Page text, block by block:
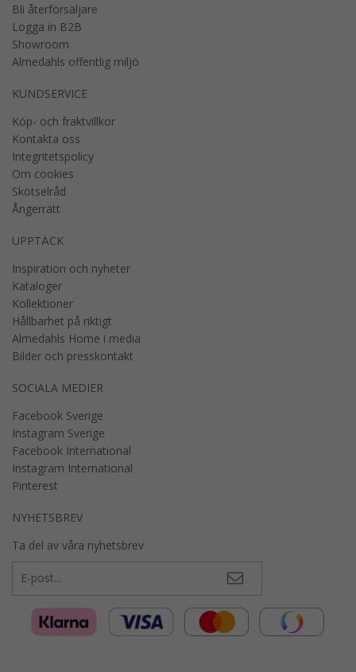
Bli återförsäljare
Logga in B2B
Showroom
Almedahls offentlig miljö
KUNDSERVICE
Köp- och fraktvillkor
Kontakta oss
Integritetspolicy
Om cookies
Skötselråd
Ångerrätt
UPPTÄCK
Inspiration och nyheter
Kataloger
Kollektioner
Hållbarhet på riktigt
Almedahls Home i media
Bilder och presskontakt
SOCIALA MEDIER
Facebook Sverige
Instagram Sverige
Facebook International
Instagram International
Pinterest
NYHETSBREV
Ta del av våra nyhetsbrev